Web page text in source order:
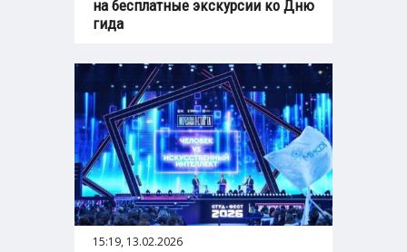
на бесплатные экскурсии ко Дню
гида
15:19, 13.02.2026